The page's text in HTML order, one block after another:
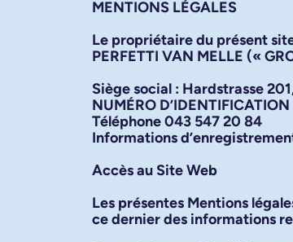
MENTIONS LÉGALES
Le propriétaire du présent
PERFETTI VAN MELLE («
Siège social : Hardstrasse
NUMÉRO
Téléphone 043 547 20 84
Informations
Accès au Site Web
Les présentes Mentions
ce dernier des informations